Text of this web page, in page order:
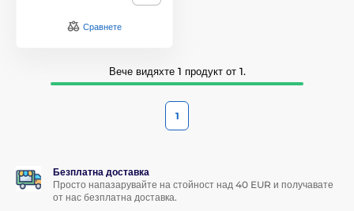
Сравнете
Вече видяхте 1 продукт от 1.
1
Безплатна доставка
Просто напазарувайте на стойност над 40 EUR и получавате
от нас безплатна доставка.